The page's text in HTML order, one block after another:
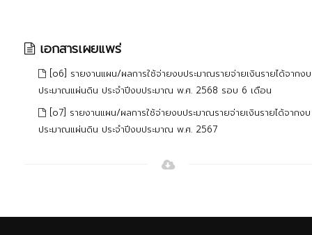
เอกสารเผยแพร่
[o6] รายงานแผน/ผลการใช้จ่ายงบประมาณรายจ่ายเงินรายได้จากงบ
ประมาณแผ่นดิน ประจำปีงบประมาณ พ.ศ. 2568 รอบ 6 เดือน
[o7] รายงานแผน/ผลการใช้จ่ายงบประมาณรายจ่ายเงินรายได้จากงบ
ประมาณแผ่นดิน ประจำปีงบประมาณ พ.ศ. 2567